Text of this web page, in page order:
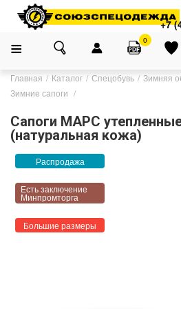
+7
0
Главная Каталог Спецобувь
Зимняя
Зимние сапоги
Сапоги МАРС
(натуральная кожа)
Распродажа
Есть заключение
Минпромторга
Большие размеры